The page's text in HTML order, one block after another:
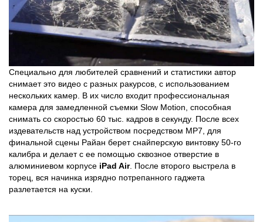
Специально для любителей сравнений и статистики автор
снимает это видео с разных ракурсов, с использованием
нескольких камер. В их число входит профессиональная
камера для замедленной съемки Slow Motion, способная
снимать со скоростью 60 тыс. кадров в секунду. После всех
издевательств над устройством посредством MP7, для
финальной сцены Райан берет снайперскую винтовку 50-го
калибра и делает с ее помощью сквозное отверстие в
алюминиевом корпусе iPad Air. После второго выстрела в
торец, вся начинка изрядно потрепанного гаджета
разлетается на куски.